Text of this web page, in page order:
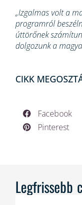
„Izgalmas volt a
programról
úttörőnek
dolgozunk a
CIKK
Facebook
Pinterest
Legfrissebb